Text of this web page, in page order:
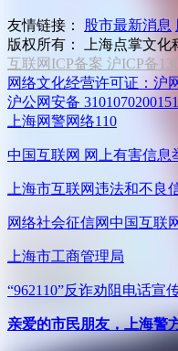
友情链接： 股市最新消息
版权所有：
上海点掌文化
互联网ICP备案 沪ICP备
网络文化经营许可证：沪
沪公网安备
上海网警网络110
中国互联网 网上有害信息
上海市互联网违法和不良
网络社会征信网中国互联
上海市工商管理局
“962110”反诈劝阻电话宣
亲爱的市民朋友，上海警